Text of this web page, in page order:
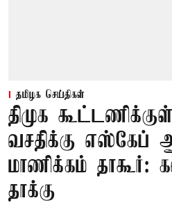
தமிழக செய்திகள்
திமுக
வசதிக்கு எஸ்கேப்
மாணிக்கம் தாகூர்:
தாக்கு